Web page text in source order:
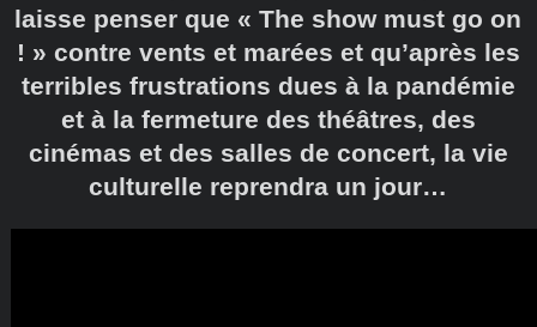
laisse penser que « The show must go on
! » contre vents et marées et qu’après les
terribles frustrations dues à la pandémie
et à la fermeture des théâtres, des
cinémas et des salles de concert, la vie
culturelle reprendra un jour…